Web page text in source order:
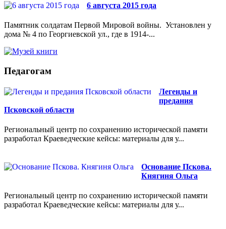
6 августа 2015 года
Памятник солдатам Первой Мировой войны. Установлен у
дома № 4 по Георгиевской ул., где в 1914-...
Педагогам
Легенды и
предания
Псковской области
Региональный центр по сохранению исторической памяти
разработал Краеведческие кейсы: материалы для у...
Основание Пскова.
Княгиня Ольга
Региональный центр по сохранению исторической памяти
разработал Краеведческие кейсы: материалы для у...